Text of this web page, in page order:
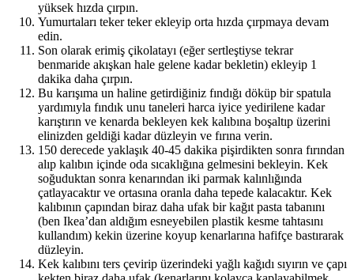
yüksek hızda çırpın.
Yumurtaları teker teker ekleyip orta hızda çırpmaya devam
edin.
Son olarak erimiş çikolatayı (eğer sertleştiyse tekrar
benmaride akışkan hale gelene kadar bekletin) ekleyip 1
dakika daha çırpın.
Bu karışıma un haline getirdiğiniz fındığı döküp bir spatula
yardımıyla fındık unu taneleri harca iyice yedirilene kadar
karıştırın ve kenarda bekleyen kek kalıbına boşaltıp üzerini
elinizden geldiği kadar düzleyin ve fırına verin.
150 derecede yaklaşık 40-45 dakika pişirdikten sonra fırından
alıp kalıbın içinde oda sıcaklığına gelmesini bekleyin. Kek
soğuduktan sonra kenarından iki parmak kalınlığında
çatlayacaktır ve ortasına oranla daha tepede kalacaktır. Kek
kalıbının çapından biraz daha ufak bir kağıt pasta tabanını
(ben Ikea’dan aldığım esneyebilen plastik kesme tahtasını
kullandım) kekin üzerine koyup kenarlarına hafifçe bastırarak
düzleyin.
Kek kalıbını ters çevirip üzerindeki yağlı kağıdı sıyırın ve çapı